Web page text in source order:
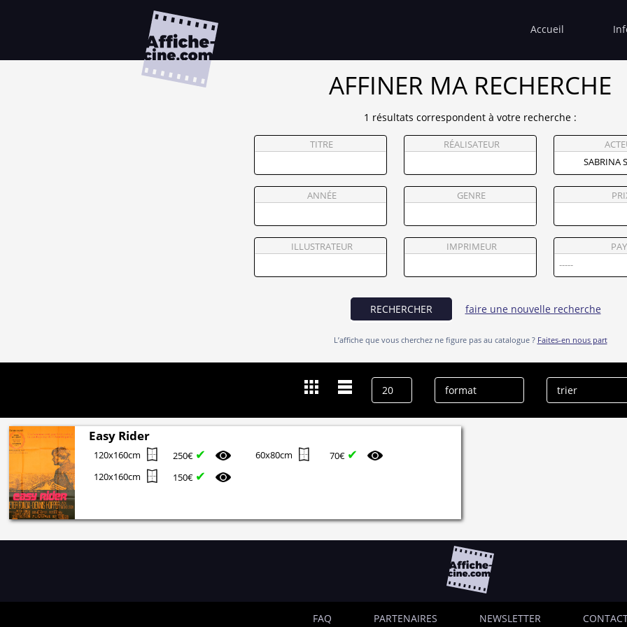
Accueil
AFFINER MA RECHERCHE
1 résultats correspondent à votre recherche :
TITRE RÉALISATEUR
ANNÉE GENRE
ILLUSTRATEUR IMPRIMEUR
RECHERCHER faire une nouvelle recherche
L’affiche que vous cherchez ne figure pas au catalogue ? Faites-en nous part
Sabrina Scharf
effacer l’historique
Easy Rider
120x160cm 250€ ✔ 60x80cm 70€ ✔
120x160cm 150€ ✔
FAQ PARTENAIRES NEWSLETTER